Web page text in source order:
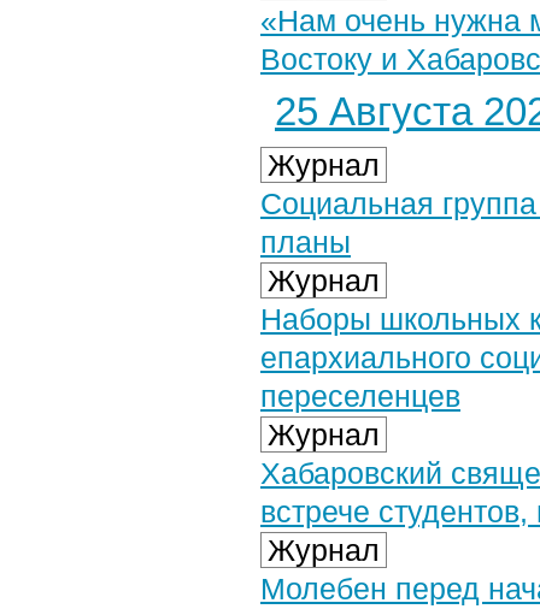
«Нам очень нужна
Востоку и
25 Августа
Журнал
Социальная
планы
Журнал
Наборы школьных
епархиального
переселенцев
Журнал
Хабаровский
встрече
Журнал
Молебен перед